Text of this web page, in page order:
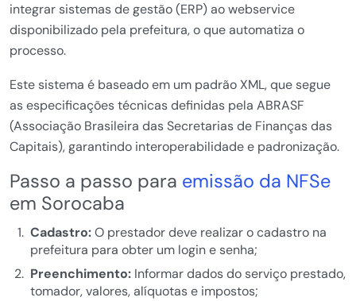
integrar sistemas de gestão (ERP) ao webservice
disponibilizado pela prefeitura, o que automatiza o
processo.
Este sistema é baseado em um padrão XML, que segue
as especificações técnicas definidas pela ABRASF
(Associação Brasileira das Secretarias de Finanças das
Capitais), garantindo interoperabilidade e padronização.
Passo a passo para emissão da NFSe
em Sorocaba
Cadastro:O prestador deve realizar o cadastro na
prefeitura para obter um login e senha;
Preenchimento:Informar dados do serviço prestado,
tomador, valores, alíquotas e impostos;